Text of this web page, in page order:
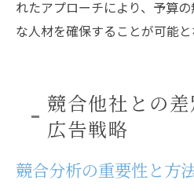
れたアプローチにより、予算
な人材を確保することが可能と
競合他社との
広告戦略
競合分析の重要性と方